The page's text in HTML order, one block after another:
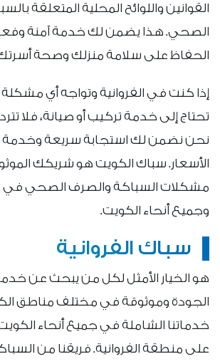
القوانين واللوائح المحلية المتعلقة
الصحي. هذا يضمن لك خدمة آمنة
الحفاظ على سلامة منزلك وصحة
إذا كنت في الفروانية وتواجه أي
تحتاج إلى خدمة تركيب أو صيانة، فلا
نحن نضمن لك استجابة سريعة وخدمة
الأسعار. سباك الكويت هو شريكك
مشكلات السباكة والصرف الصحي في
وجميع أنحاء الكويت.
سباك الفروانية
هو الخيار الأمثل لكل من يبحث عن
الجودة وموثوقة في مختلف مناطق
خدماتنا الشاملة في جميع أنحاء
على منطقة الفروانية. فريقنا من